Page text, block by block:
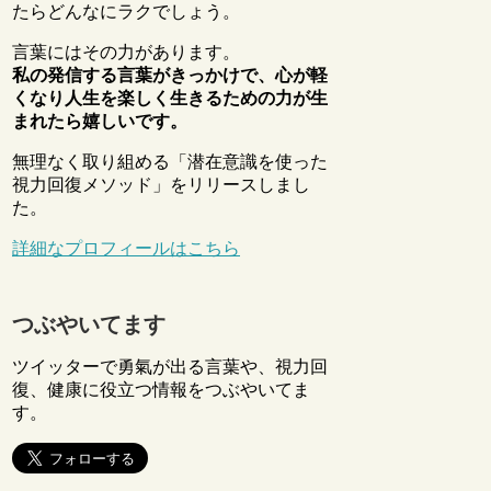
たらどんなにラクでしょう。
言葉にはその力があります。
私の発信する言葉がきっかけで、心が軽
くなり人生を楽しく生きるための力が生
まれたら嬉しいです。
無理なく取り組める「潜在意識を使った
視力回復メソッド」をリリースしまし
た。
詳細なプロフィールはこちら
つぶやいてます
ツイッターで勇氣が出る言葉や、視力回
復、健康に役立つ情報をつぶやいてま
す。